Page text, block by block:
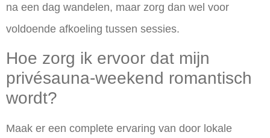
na een dag wandelen, maar zorg dan wel voor
voldoende afkoeling tussen sessies.
Hoe zorg ik ervoor dat mijn
privésauna-weekend romantisch
wordt?
Maak er een complete ervaring van door lokale